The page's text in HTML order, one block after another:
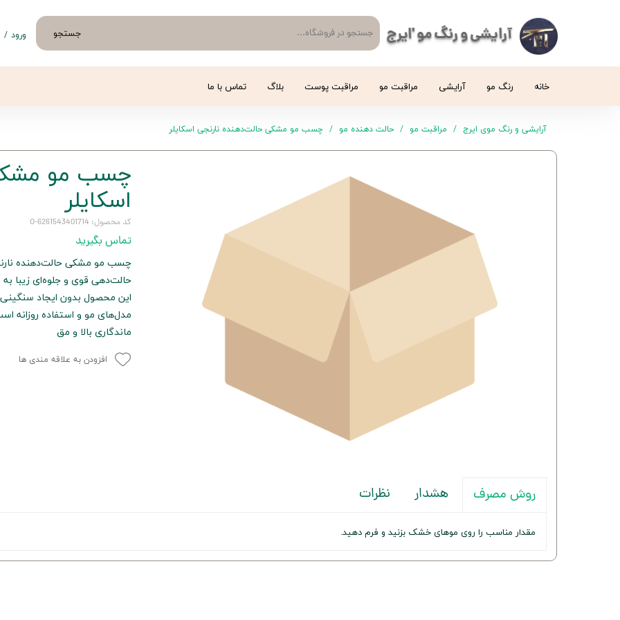
آرایشی و رنگ مو 'ایرج جستجو ورود /
خانه رنگ مو آرایشی مراقبت مو مراقبت پوست بلاگ تماس با ما
آرایشی و رنگ موی ایرج مراقبت مو حالت دهنده مو چسب مو مشکی حالت‌دهنده نارنجی اسکایلر
چسب مو
اسکایلر
کد محصول: 6261543401714-O
تماس بگیرید
چسب مو مشکی حالت‌دهنده
حالت‌دهی قوی و جلوه‌ای زیبا
این محصول بدون ایجاد سنگینی
مدل‌های مو و استفاده روزانه
ماندگاری بالا و مق
افزودن به علاقه مندی ها
روش مصرف هشدار نظرات
مقدار مناسب را روی موهای خشک بزنید و فرم دهید.